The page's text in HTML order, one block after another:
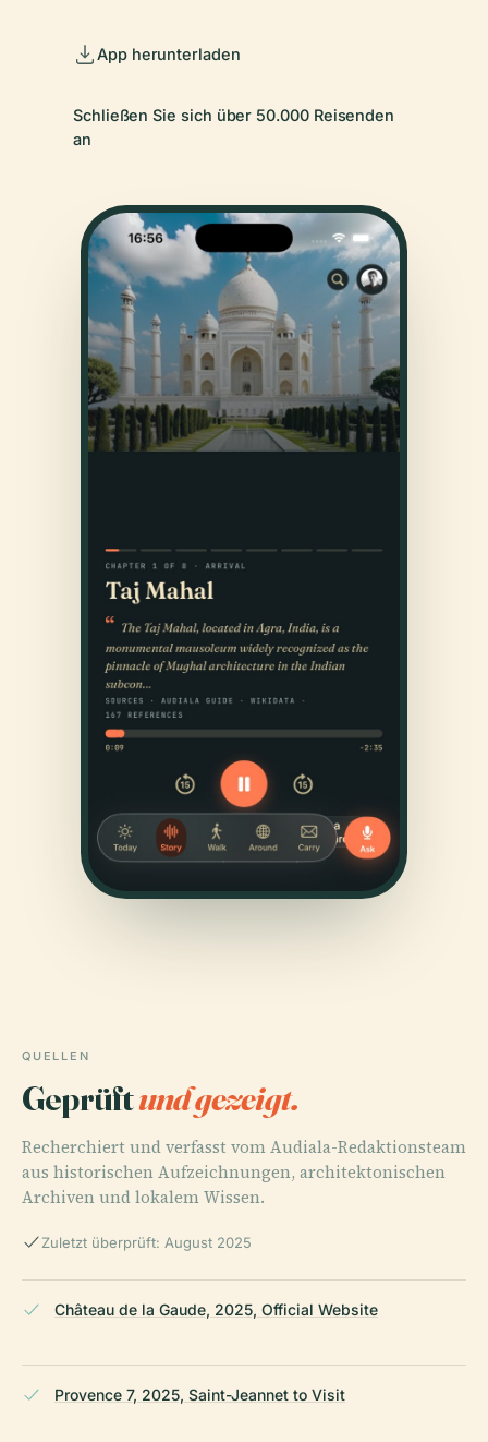
App herunterladen
Schließen Sie sich über 50.000 Reisenden
an
QUELLEN
Geprüftund gezeigt.
Recherchiert und verfasst vom Audiala-Redaktionsteam
aus historischen Aufzeichnungen, architektonischen
Archiven und lokalem Wissen.
Zuletzt überprüft: August 2025
Château de la Gaude, 2025, Official Website
Provence 7, 2025, Saint-Jeannet to Visit